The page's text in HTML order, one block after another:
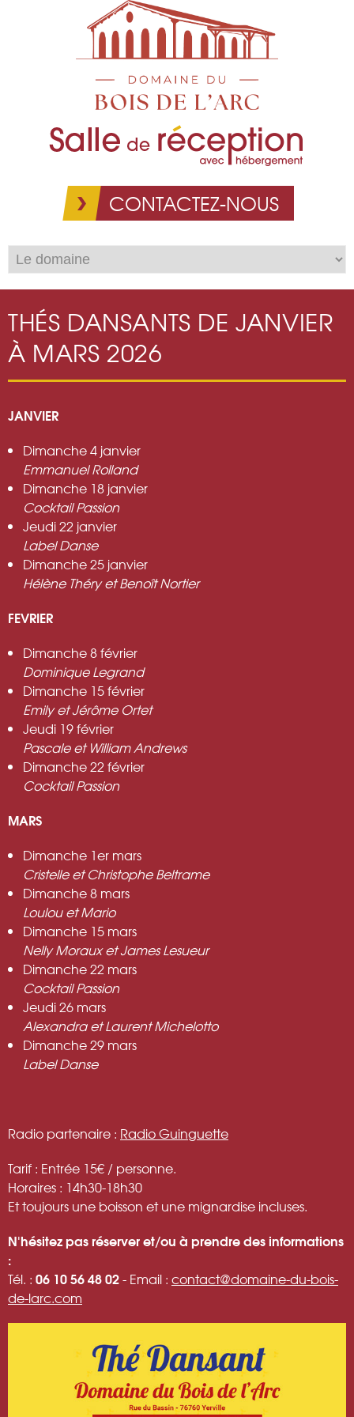
Aller au
contenu
CONTACTEZ-NOUS
THÉS DANSANTS DE JANVIER
À MARS 2026
JANVIER
Dimanche 4 janvier
Emmanuel Rolland
Dimanche 18 janvier
Cocktail Passion
Jeudi 22 janvier
Label Danse
Dimanche 25 janvier
Hélène Théry et Benoît Nortier
FEVRIER
Dimanche 8 février
Dominique Legrand
Dimanche 15 février
Emily et Jérôme Ortet
Jeudi 19 février
Pascale et William Andrews
Dimanche 22 février
Cocktail Passion
MARS
Dimanche 1er mars
Cristelle et Christophe Beltrame
Dimanche 8 mars
Loulou et Mario
Dimanche 15 mars
Nelly Moraux et James Lesueur
Dimanche 22 mars
Cocktail Passion
Jeudi 26 mars
Alexandra et Laurent Michelotto
Dimanche 29 mars
Label Danse
Radio partenaire : Radio Guinguette
Tarif : Entrée 15€ / personne.
Horaires : 14h30-18h30
Et toujours une boisson et une mignardise incluses.
N'hésitez pas réserver et/ou à prendre des informations
:
Tél. : 06 10 56 48 02- Email : contact@domaine-du-bois-
de-larc.com